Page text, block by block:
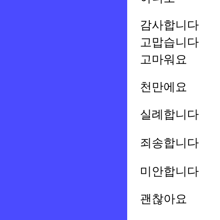
감사합니다
고맙습니다
고마워요
천만에요
실례합니다
죄송합니다
미안합니다
괜찮아요